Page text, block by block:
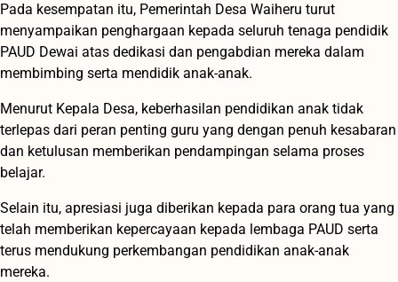
Pada kesempatan itu, Pemerintah Desa Waiheru turut
menyampaikan penghargaan kepada seluruh tenaga pendidik
PAUD Dewai atas dedikasi dan pengabdian mereka dalam
membimbing serta mendidik anak-anak.
Menurut Kepala Desa, keberhasilan pendidikan anak tidak
terlepas dari peran penting guru yang dengan penuh kesabaran
dan ketulusan memberikan pendampingan selama proses
belajar.
Selain itu, apresiasi juga diberikan kepada para orang tua yang
telah memberikan kepercayaan kepada lembaga PAUD serta
terus mendukung perkembangan pendidikan anak-anak
mereka.